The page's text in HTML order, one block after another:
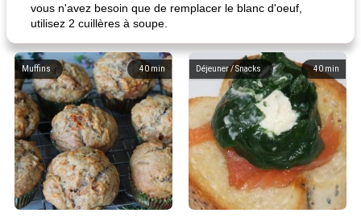
vous n'avez besoin que de remplacer le blanc d'oeuf,
utilisez 2 cuillères à soupe.
40 min
Muffins 40 min
Déjeuner / Snacks